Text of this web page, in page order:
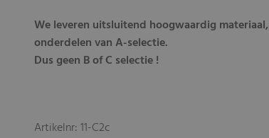
We leveren uitsluitend hoogwaardig materiaal,
onderdelen van A-selectie.
Dus geen B of C selectie !
Artikelnr: 11-C2c